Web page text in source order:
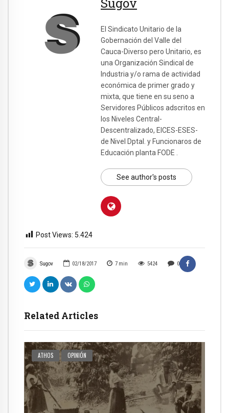
Sugov 02/18/2017 7 min 5424 0
Related Articles
ATHOS OPINIÓN
El Sindicato Unitario de la
Gobernación del Valle del
Cauca-Diverso pero Unitario, es
una Organización Sindical de
Industria y/o rama de actividad
económica de primer grado y
mixta, que tiene en su seno a
Servidores Públicos adscritos en
los Niveles Central-
Descentralizado, EICES-ESES-
de Nivel Dptal. y Funcionaros de
Educación planta FODE .
See author's posts
Post Views: 5.424